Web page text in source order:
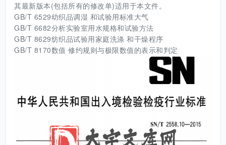
其最新版本(包括所有的修改单)适用于本文件。
GB/T 6529幼织品调湿 和试验用标准大气
GB/T 6682分析实验室用水规格和试验方法
GB/T 8629纺织品试验用家庭洗涤 和干燥程序
GB/T 8170数值 修约规则与极限数值的表示和判定